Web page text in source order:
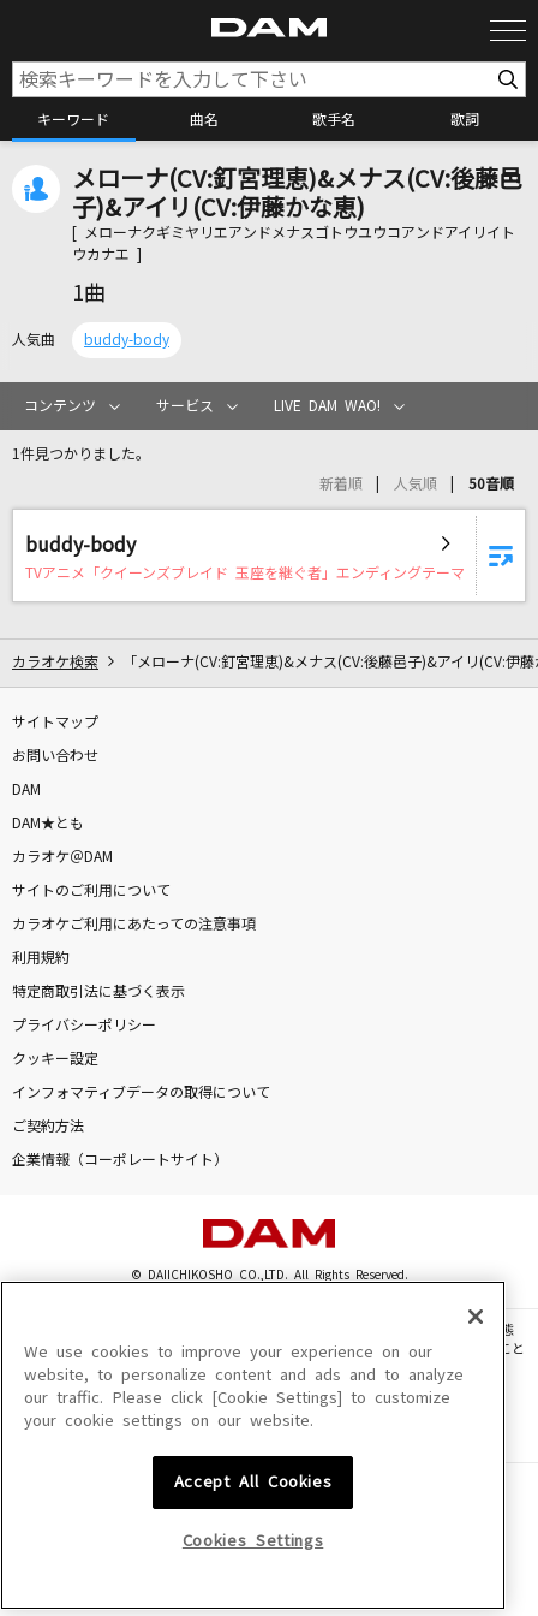
キーワード 曲名 歌手名 歌詞
カラオケ検索
全国りれき
リアルタイムで歌われている曲の一覧
[生音]ZERO
B'z
嵐の中で輝いて
米倉千尋
すきっちゅーの！ (feat. かぴ)
HoneyWorks
雪の華
中島美嘉
[生音]チェリー
[生音]証
flumpool
[生音]君が好き
Mr.Children
スターダスト
夏色花火
Snow Man
もっと見る
カラオケ最新情報をチェック！
メローナ(CV:釘宮理恵)&メナス(CV:後藤邑
子)&アイリ(CV:伊藤かな恵)
[ メローナクギミヤリエアンドメナスゴトウユウコアンドアイリイト
ウカナエ ]
1曲
人気曲 buddy-body
コンテンツ サービス LIVE DAM WAO!
1件見つかりました。
新着順 人気順 50音順
buddy-body
TVアニメ「クイーンズブレイド 玉座を継ぐ者」エンディングテーマ
カラオケ検索 「メローナ(CV:釘宮理恵)&メナス(CV:後藤邑子)&アイリ(CV:伊
サイトマップ
お問い合わせ
DAM
DAM★とも
カラオケ＠DAM
サイトのご利用について
カラオケご利用にあたっての注意事項
利用規約
特定商取引法に基づく表示
プライバシーポリシー
クッキー設定
インフォマティブデータの取得について
ご契約方法
企業情報（コーポレートサイト）
© DAIICHIKOSHO CO.,LTD. All Rights Reserved.
このサイトに掲載されている一切の文章・画像・写真・動画・音声等を、手段や形態
を問わず、著作権法の定める範囲を超えて無断で複製、転載、ファイル化などすること
を禁じます。
楽曲及びコンテンツは、機種によりご利用いただけない場合があります。
楽曲及びコンテンツの配信日、配信内容が変更になる場合があります。
We use cookies to improve your experience on our
website, to personalize content and ads and to analyze
our traffic. Please click [Cookie Settings] to customize
your cookie settings on our website.
Accept All Cookies
Cookies Settings